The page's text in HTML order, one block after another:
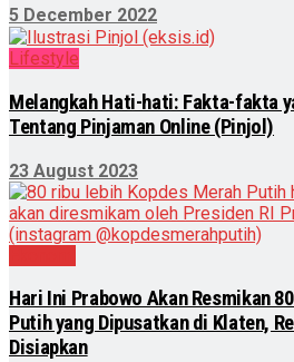
5 December 2022
Lifestyle
Melangkah Hati-hati: Fakta-fakta
Tentang Pinjaman Online (Pinjol)
23 August 2023
Hari Ini Prabowo Akan Resmikan
Putih yang Dipusatkan di Klaten,
Disiapkan